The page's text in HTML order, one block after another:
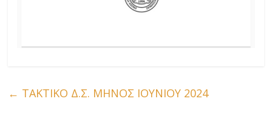
← ΤΑΚΤΙΚΟ Δ.Σ. ΜΗΝΟΣ ΙΟΥΝΙΟΥ 2024